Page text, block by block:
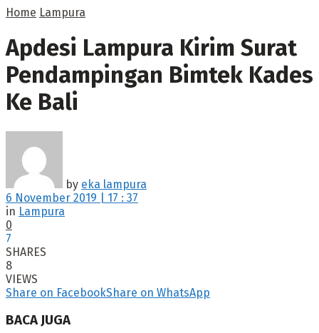
Home Lampura
Apdesi Lampura Kirim Surat
Pendampingan Bimtek Kades
Ke Bali
by eka lampura
6 November 2019 | 17 : 37
in Lampura
0
7
SHARES
8
VIEWS
Share on FacebookShare on WhatsApp
BACA JUGA